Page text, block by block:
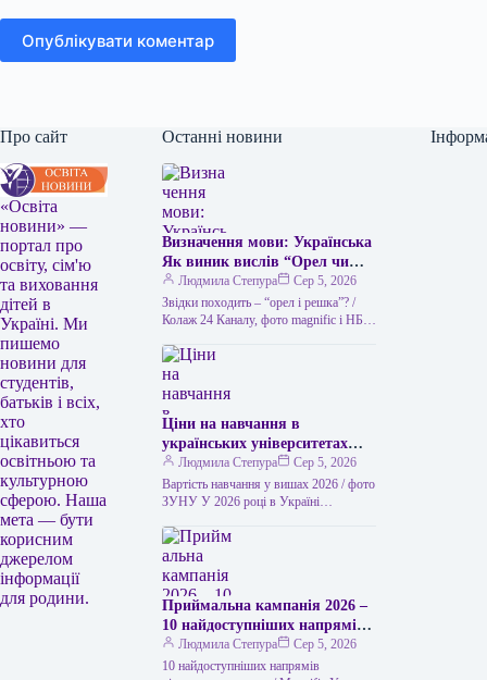
Опублікувати коментар
Про сайт
«Освіта
новини» —
портал про
освіту, сім'ю
та виховання
дітей в
Україні. Ми
пишемо
новини для
студентів,
батьків і всіх,
хто
цікавиться
освітньою та
культурною
сферою. Наша
мета — бути
корисним
джерелом
інформації
для родини.
Останні новини
Визначення мови: Українська
Як виник вислів “Орел чи
решка” та чим його можна
замінити в українській мові
“Орел чи решка” – це
використовується для
позначення випадкового
вибору або вирішення
суперечки за допомогою
підкидання монети. Його
походження пов’язане з
давньою традицією, коли на
одній стороні монети
– герб міста чи інший символ,
який у народі часто називали
“решкою”. Цей вислів став
символом невизначеності та
випадковості, коли немає
можливості прийняти
рішення іншим шляхом. Він
широко використовується в
Людмила Степура
Сер 5, 2026
Звідки походить – “орел і решка”? /
Колаж 24 Каналу, фото magnific і НБУ
ухвалити…
Ціни на навчання в
українських університетах
2026 року: скільки коштує
навчатися у вишах Західної
України
Людмила Степура
Сер 5, 2026
Вартість навчання у вишах 2026 / фото
ЗУНУ У 2026 році в Україні
вартості здобуття вищої освіти.…
Приймальна кампанія 2026 –
10 найдоступніших напрямів
підготовки у ВНЗ
Людмила Степура
Сер 5, 2026
10 найдоступніших напрямів